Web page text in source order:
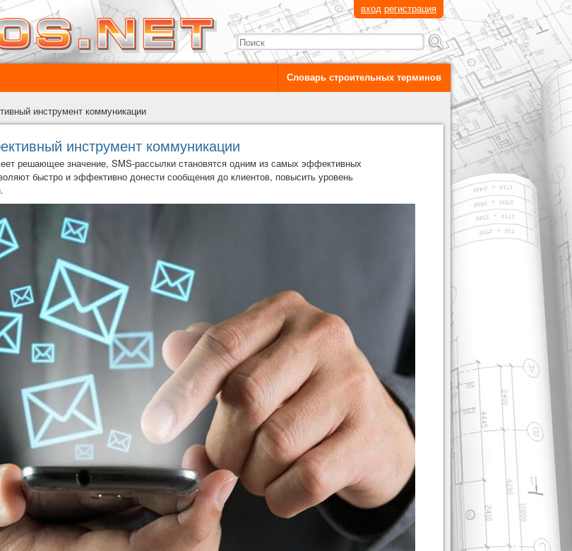
вход регистрация
Словарь строительных терминов
инструмент коммуникации
инструмент коммуникации
решающее значение, SMS-рассылки становятся одним из самых эффективных
быстро и эффективно донести сообщения до клиентов, повысить уровень